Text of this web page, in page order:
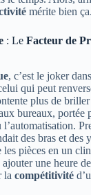
mérite bien ça.
: Le Facteur de
, c’est le joker
qui peut
plus de
bureaux, portée
l’automatisation.
des bras et des
les pièces en un
ajouter une heure de
la compétitivité